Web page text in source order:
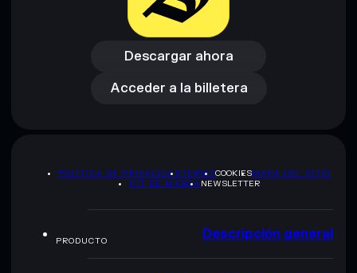
Descargar ahora
Descargar ahora
Acceder a la billetera
Acceder a la billetera
POLÍTICA DE PRIVACIDADTERMSCOOKIESMAPA DEL SITIO
KIT DE MARCA NEWSLETTER
PRODUCTO Descripción general